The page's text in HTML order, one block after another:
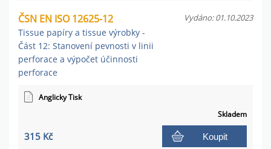
ČSN EN ISO 12625-12
Tissue papíry a tissue výrobky -
Část 12: Stanovení pevnosti v linii
perforace a výpočet účinnosti
perforace
Vydáno: 01.10.2023
Anglicky Tisk
Skladem
315 Kč Koupit